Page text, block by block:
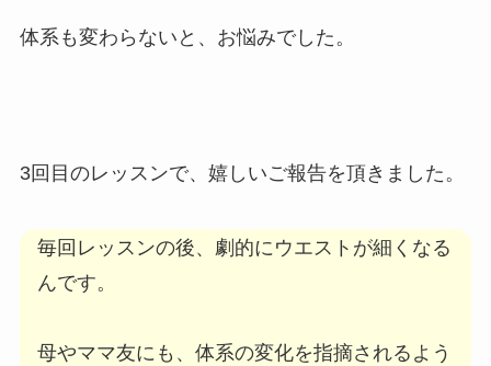
体系も変わらないと、お悩みでした。
3回目のレッスンで、嬉しいご報告を頂きました。
毎回レッスンの後、劇的にウエストが細くなる
んです。
母やママ友にも、体系の変化を指摘されるよう